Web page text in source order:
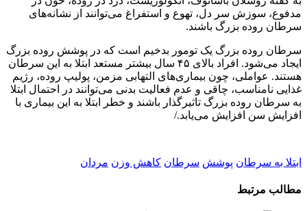
مدفوع، سوزش سر دل، تهوع و استفراغ می‌توانند از نشانه‌های
سرطان روده بزرگ باشند.
سرطان روده بزرگ یک تومور بدخیم است که در پوشش روده بزرگ
ایجاد می‌شود. افراد بالای ۴۵ سال بیشتر مستعد ابتلا به این سرطان
هستند. عواملی، چون بیماری‌های التهابی مزمن، پولیپ روده، رژیم
غذایی نامناسب، چاقی و عدم فعالیت بدنی می‌توانند در احتمال ابتلا
به سرطان روده بزرگ تاثیرگذار باشند و خطر ابتلا به این بیماری با
افزایش سن افزایش می‌یابد./
ابتلا به سرطان پوشش سرطان کاهش وزن مردان
مطالب مرتبط